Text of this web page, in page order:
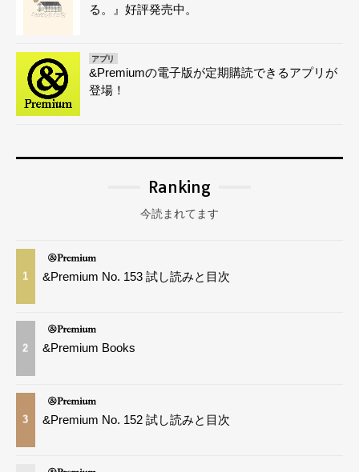
る。』好評発売中。
アプリ
&Premiumの電子版が定期購読できるアプリが
登場！
Ranking
今読まれてます
1 &Premium No. 153 試し読みと目次
2 &Premium Books
3 &Premium No. 152 試し読みと目次